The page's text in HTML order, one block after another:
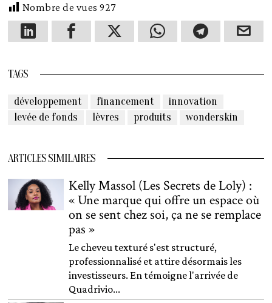
Nombre de vues 927
TAGS
développement financement
innovation
levée de fonds
lèvres produits wonderskin
ARTICLES SIMILAIRES
Kelly Massol (Les Secrets de Loly) :
« Une marque qui offre un espace où
on se sent chez soi, ça ne se remplace
pas »
Le cheveu texturé s'est structuré,
professionnalisé et attire désormais les
investisseurs. En témoigne l'arrivée de
Quadrivio...